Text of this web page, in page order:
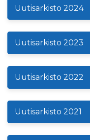
Uutisarkisto 2024
Uutisarkisto 2023
Uutisarkisto 2022
Uutisarkisto 2021